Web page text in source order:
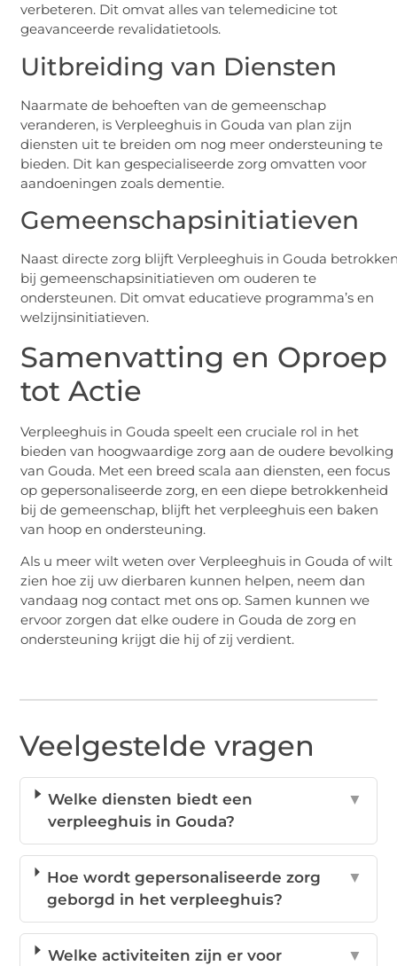
verbeteren. Dit omvat alles van telemedicine tot
geavanceerde revalidatietools.
Uitbreiding van Diensten
Naarmate de behoeften van de gemeenschap
veranderen, is Verpleeghuis in Gouda van plan zijn
diensten uit te breiden om nog meer ondersteuning te
bieden. Dit kan gespecialiseerde zorg omvatten voor
aandoeningen zoals dementie.
Gemeenschapsinitiatieven
Naast directe zorg blijft Verpleeghuis in Gouda
bij gemeenschapsinitiatieven om ouderen te
ondersteunen. Dit omvat educatieve programma’s en
welzijnsinitiatieven.
Samenvatting en Oproep
tot Actie
Verpleeghuis in Gouda speelt een cruciale rol in het
bieden van hoogwaardige zorg aan de oudere bevolking
van Gouda. Met een breed scala aan diensten, een focus
op gepersonaliseerde zorg, en een diepe betrokkenheid
bij de gemeenschap, blijft het verpleeghuis een baken
van hoop en ondersteuning.
Als u meer wilt weten over Verpleeghuis in Gouda of wilt
zien hoe zij uw dierbaren kunnen helpen, neem dan
vandaag nog contact met ons op. Samen kunnen we
ervoor zorgen dat elke oudere in Gouda de zorg en
ondersteuning krijgt die hij of zij verdient.
Veelgestelde vragen
Welke diensten biedt een
verpleeghuis in Gouda?
▼
Hoe wordt gepersonaliseerde zorg
geborgd in het verpleeghuis?
▼
Welke activiteiten zijn er voor
▼